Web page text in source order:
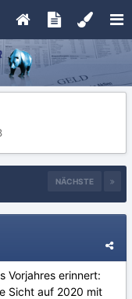
NÄCHSTE
Vorjahres erinnert:
Sicht auf 2020 mit